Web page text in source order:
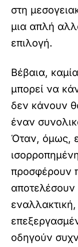
στη
μια απλή
επιλογή.
Βέβαια,
μπορεί να
δεν κάνουν
έναν
Όταν, όμως,
προσφέρουν
αποτελέσουν
οδηγούν